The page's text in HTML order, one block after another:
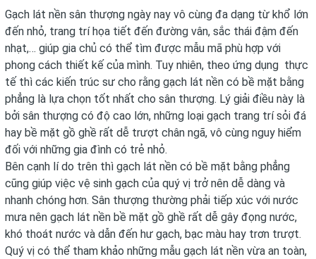
Gạch lát nền sân thượng ngày nay vô cùng đa dạng từ khổ lớn
đến nhỏ, trang trí họa tiết đến đường vân, sắc thái đậm đến
nhạt,… giúp gia chủ có thể tìm được mẫu mã phù hợp với
phong cách thiết kế của mình. Tuy nhiên, theo ứng dụng thực
tế thì các kiến trúc sư cho rằng gạch lát nền có bề mặt bằng
phẳng là lựa chọn tốt nhất cho sân thượng. Lý giải điều này là
bởi sân thượng có độ cao lớn, những loại gạch trang trísỏi đá
hay bề mặt gồ ghề rất dễ trượt chân ngã, vô cùng nguy hiểm
đối với những gia đình có trẻ nhỏ.
Bên cạnh lí do trên thì gạch lát nền có bề mặt bằng phẳng
cũng giúp việc vệ sinh gạch của quý vị trở nên dễ dàng và
nhanh chóng hơn. Sân thượng thường phải tiếp xúc với nước
mưa nên gạch lát nền bề mặt gồ ghề rất dễ gây đọng nước,
khó thoát nước và dẫn đến hư gạch, bạc màu hay trơn trượt.
Quý vị có thể tham khảo những mẫu gạch lát nền vừa an toàn,